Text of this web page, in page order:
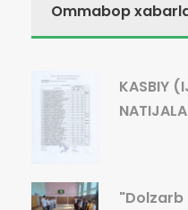
Ommabop
KASBIY
"Dolzarb